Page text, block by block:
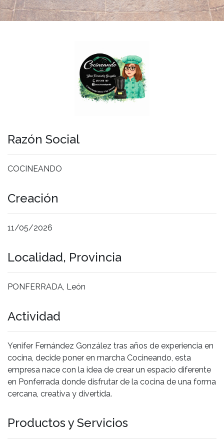
Razón Social
COCINEANDO
Creación
11/05/2026
Localidad, Provincia
PONFERRADA, León
Actividad
Yenifer Fernández González tras años de experiencia en
cocina, decide poner en marcha Cocineando, esta
empresa nace con la idea de crear un espacio diferente
en Ponferrada donde disfrutar de la cocina de una forma
cercana, creativa y divertida.
Productos y Servicios